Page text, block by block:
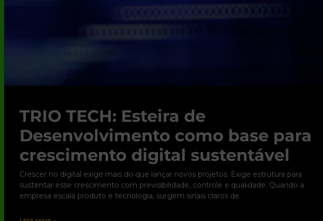
TRIO TECH: Esteira de
Desenvolvimento como base para
crescimento digital sustentável
Crescer no digital exige mais do que lançar novos projetos. Exige estrutura para
sustentar esse crescimento com previsibilidade, controle e qualidade. Quando a
empresa escala produto e tecnologia, surgem sinais claros de